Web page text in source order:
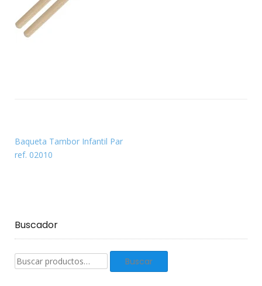
Baqueta Tambor Infantil Par
ref. 02010
Buscador
Buscar
productos:
Buscar